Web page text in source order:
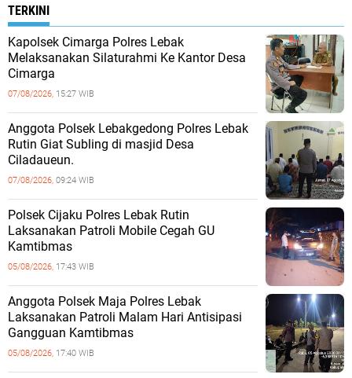
TERKINI
Kapolsek Cimarga Polres Lebak
Melaksanakan Silaturahmi Ke Kantor Desa
Cimarga
07/08/2026, 15:27 WIB
Anggota Polsek Lebakgedong Polres Lebak
Rutin Giat Subling di masjid Desa
Ciladaueun.
07/08/2026, 09:24 WIB
Polsek Cijaku Polres Lebak Rutin
Laksanakan Patroli Mobile Cegah GU
Kamtibmas
05/08/2026, 17:43 WIB
Anggota Polsek Maja Polres Lebak
Laksanakan Patroli Malam Hari Antisipasi
Gangguan Kamtibmas
05/08/2026, 17:40 WIB